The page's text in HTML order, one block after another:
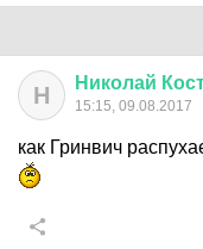
Н Николай
15:15, 09.08.2017
как Гринвич